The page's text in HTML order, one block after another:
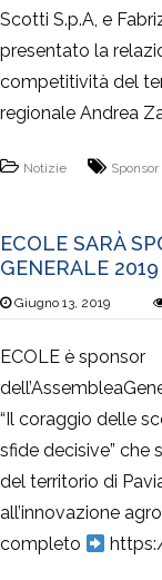
Scotti S.p.A, e
presentato la
competitività del
regionale Andrea
Notizie Sponsor
ECOLE SARÀ
GENERALE
Giugno 13, 2019
ECOLE è sponsor
“Il coraggio delle
sfide decisive” che
del territorio di
all’innovazione
completo